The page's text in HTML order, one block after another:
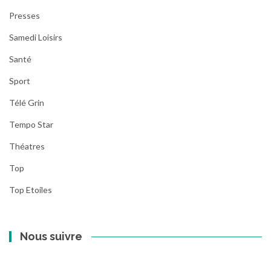
Presses
Samedi Loisirs
Santé
Sport
Télé Grin
Tempo Star
Théatres
Top
Top Etoiles
Nous suivre